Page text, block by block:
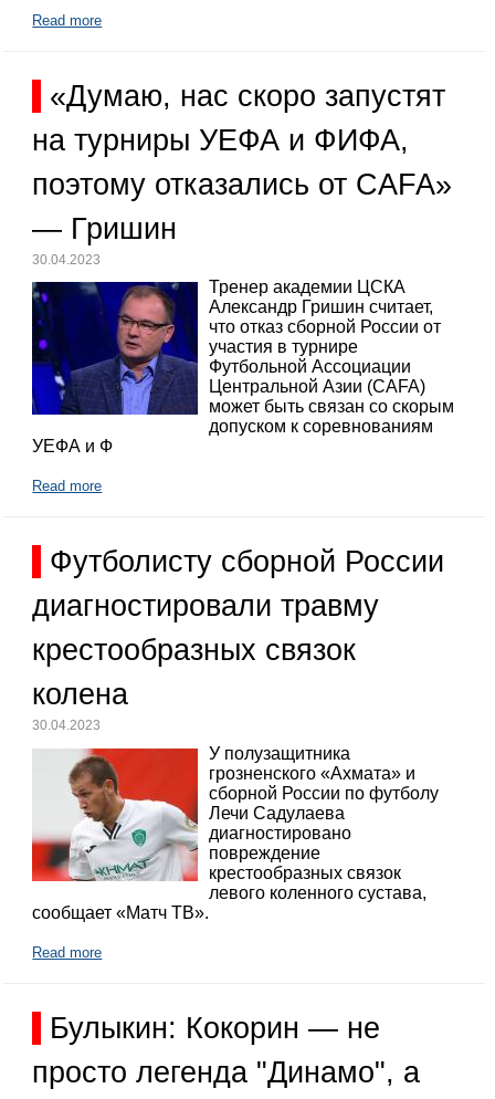
Read more
«Думаю, нас скоро запустят
на турниры УЕФА и ФИФА,
поэтому отказались от CAFA»
— Гришин
30.04.2023
Тренер академии ЦСКА
Александр Гришин считает,
что отказ сборной России от
участия в турнире
Футбольной Ассоциации
Центральной Азии (CAFA)
может быть связан со скорым
допуском к соревнованиям
УЕФА и Ф
Read more
Футболисту сборной России
диагностировали травму
крестообразных связок
колена
30.04.2023
У полузащитника
грозненского «Ахмата» и
сборной России по футболу
Лечи Садулаева
диагностировано
повреждение
крестообразных связок
левого коленного сустава,
сообщает «Матч ТВ».
Read more
Булыкин: Кокорин — не
просто легенда "Динамо", а